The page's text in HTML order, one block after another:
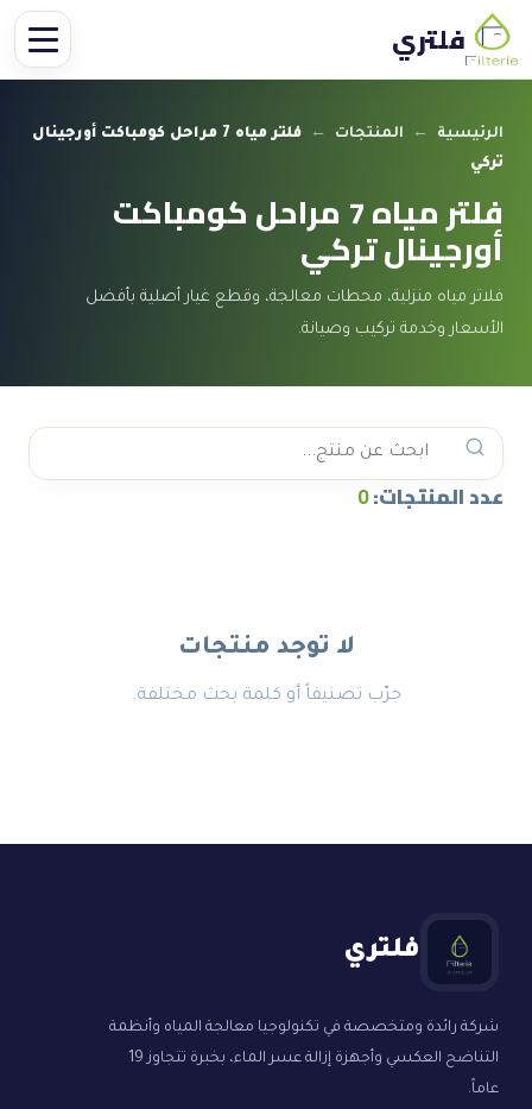
فلتري
الرئيسية ← المنتجات ←
فلتر مياه 7 مراحل كومباكت أورجينال
تركي
فلتر مياه 7 مراحل كومباكت
أورجينال تركي
فلاتر مياه منزلية، محطات معالجة، وقطع غيار أصلية بأفضل
الأسعار وخدمة تركيب وصيانة.
عدد المنتجات:0
لا توجد منتجات
جرّب تصنيفاً أو كلمة بحث مختلفة.
فلتري
شركة رائدة ومتخصصة في تكنولوجيا معالجة المياه وأنظمة
التناضح العكسي وأجهزة إزالة عسر الماء، بخبرة تتجاوز 19
عاماً.